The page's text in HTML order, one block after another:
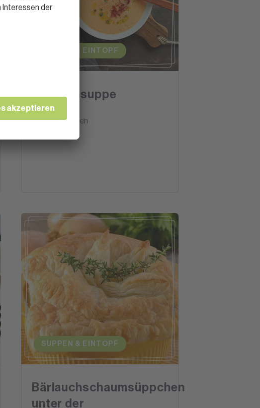
SUPPEN & EINTOPF
Melonensuppe
15 Minuten
SUPPEN & EINTOPF
Bärlauchschaumsüppchen
unter der